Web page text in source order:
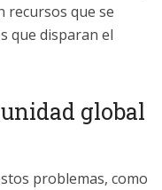
recursos que se
que disparan el
global
problemas, como